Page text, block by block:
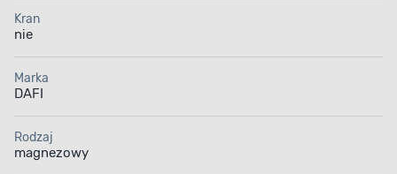
Kran
nie
Marka
DAFI
Rodzaj
magnezowy